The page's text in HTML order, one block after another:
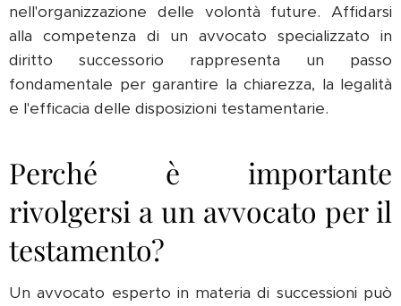
nell'organizzazione delle volontà future. Affidarsi
alla competenza di un avvocato specializzato in
diritto successorio rappresenta un passo
fondamentale per garantire la chiarezza, la legalità
e l'efficacia delle disposizioni testamentarie.
Perché è importante
rivolgersi a un avvocato per il
testamento?
Un avvocato esperto in materia di successioni può